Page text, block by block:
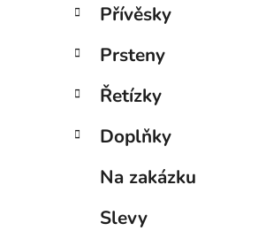
n
n
í
p
n
i
Přívěsky
Prsteny
Řetízky
Doplňky
Na zakázku
Slevy